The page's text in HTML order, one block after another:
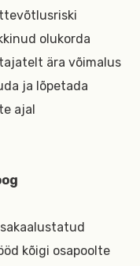
olukorda
ära võimalus
ja lõpetada
ajal
kõigi osapoolte